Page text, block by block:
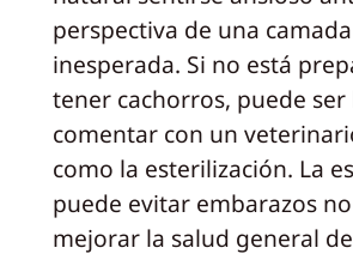
perspectiva de una camada
inesperada. Si no está
tener cachorros, puede
comentar con un
como la esterilización. La
puede evitar embarazos
mejorar la salud general